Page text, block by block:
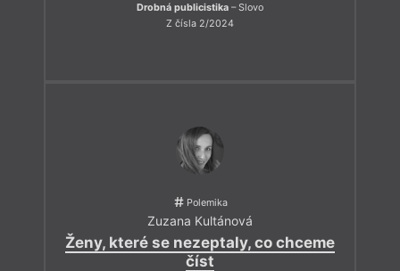
Drobná publicistika – Slovo
Z čísla 2/2024
Polemika
Zuzana Kultánová
Ženy, které se nezeptaly, co chceme
číst